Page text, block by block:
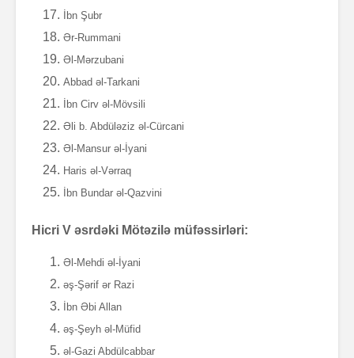
İbn Şubr
Ər-Rummani
Əl-Mərzubani
Abbad əl-Tarkani
İbn Cirv əl-Mövsili
Əli b. Abdüləziz əl-Cürcani
Əl-Mansur əl-İyani
Haris əl-Vərraq
İbn Bundar əl-Qazvini
Hicri V əsrdəki Mötəzilə müfəssirləri:
Əl-Mehdi əl-İyani
əş-Şərif ər Razi
İbn Əbi Allan
əş-Şeyh əl-Müfid
əl-Gazi Abdülcabbar